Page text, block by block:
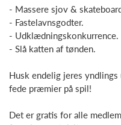
- Massere sjov &
- Fastelavnsgodter.
- Udklædningskonkurrence.
- Slå katten af tønden.
Husk endelig jeres
fede præmier på spil!
Det er gratis for alle